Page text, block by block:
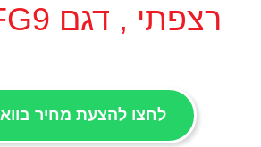
רצפתי , דגם PCG4FG9
לחצו להצעת מחיר